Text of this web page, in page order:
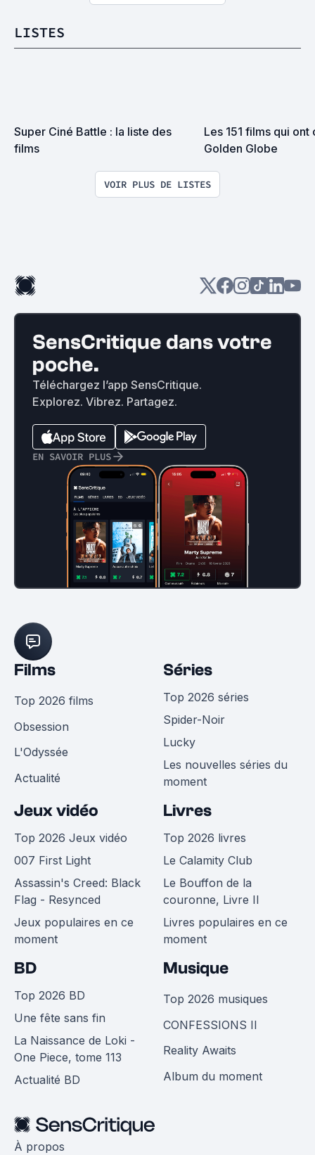
LISTES
Super Ciné Battle : la liste des
films
Les 151 films qui ont
Golden Globe
VOIR PLUS DE LISTES
SensCritique dans votre
poche.
Téléchargez l’app SensCritique.
Explorez. Vibrez. Partagez.
EN SAVOIR PLUS
Films
Top 2026 films
Obsession
L'Odyssée
Actualité
Séries
Top 2026 séries
Spider-Noir
Lucky
Les nouvelles séries du
moment
Jeux vidéo
Top 2026 Jeux vidéo
007 First Light
Assassin's Creed: Black
Flag - Resynced
Jeux populaires en ce
moment
Livres
Top 2026 livres
Le Calamity Club
Le Bouffon de la
couronne, Livre II
Livres populaires en ce
moment
BD
Top 2026 BD
Une fête sans fin
La Naissance de Loki -
One Piece, tome 113
Actualité BD
Musique
Top 2026 musiques
CONFESSIONS II
Reality Awaits
Album du moment
À propos